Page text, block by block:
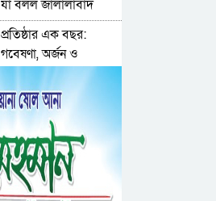
যা বলল জালালাবাদ
প্রতিষ্ঠার এক বছর:
গবেষণা, অর্জন ও
অঙ্গীকারে নতুন দিগন্তে
মেট্রোপলিটন
ইউনিভার্সিটি রিসার্চ
সোসাইটি
জেলা পরিষদের প্রশাসক
আবুল কাহের চৌধুরী
জুলাই স্মৃতিস্তম্ভে শ্রদ্ধা
নিবেদন
সিলেট মহানগর
ছাত্রশিবিরের মিছিল
সম্পন্ন
ধরিত্রী রক্ষায় আমরা’র